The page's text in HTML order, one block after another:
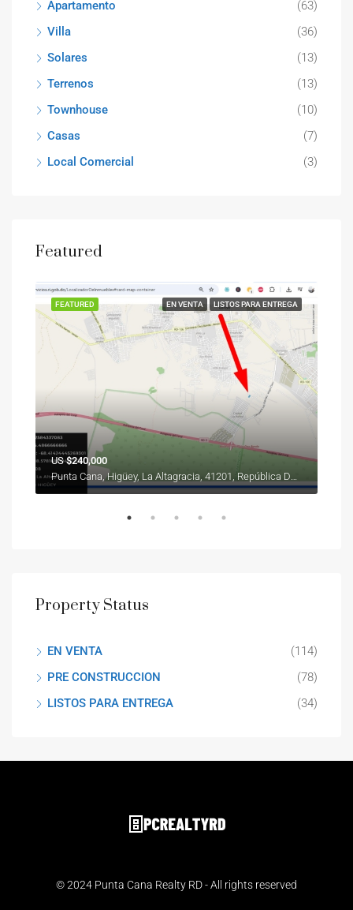
Apartamento
(63)
Villa
(36)
Solares
(13)
Terrenos
(13)
Townhouse
(10)
Casas
(7)
Local Comercial
(3)
Featured
EN VENTA LISTOS PARA ENTREGA
FEATURED
US$240,000
Property Status
EN VENTA
(114)
PRE CONSTRUCCION
(78)
LISTOS PARA ENTREGA
(34)
© 2024 Punta Cana Realty RD - All rights reserved